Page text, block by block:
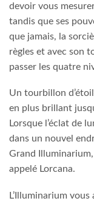
devoir vous
tandis que ses
que jamais, la
règles et avec son
passer les quatre
Un tourbillon
en plus brillant
Lorsque l’éclat de
dans un nouvel
Grand
appelé Lorcana.
L’Illuminarium